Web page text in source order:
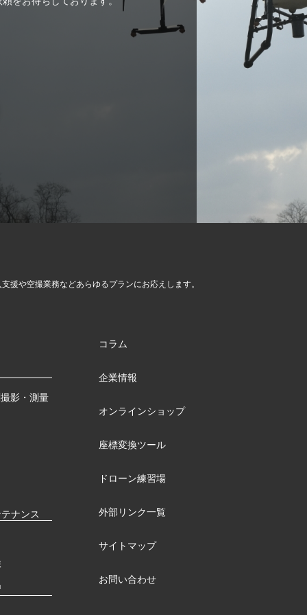
援や空撮業務などあらゆるプランにお応えします。
影・測量
ナンス
コラム
企業情報
オンラインショップ
座標変換ツール
ドローン練習場
外部リンク一覧
サイトマップ
お問い合わせ